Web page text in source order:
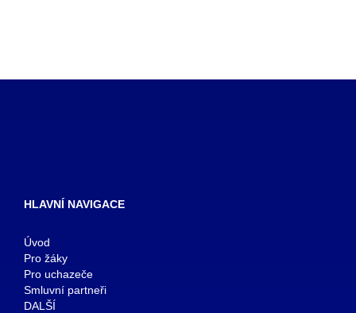
HLAVNÍ NAVIGACE
Úvod
Pro žáky
Pro uchazeče
Smluvní partneři
DALŠÍ